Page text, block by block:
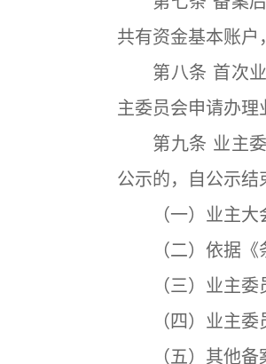
共有资金基本账户
第八条 首次业
主委员会申请办理
第九条 业主委
公示的，自公示结
（一）业主大会
（二）依据《条
（三）业主委员
（四）业主委员
（五）其他备案